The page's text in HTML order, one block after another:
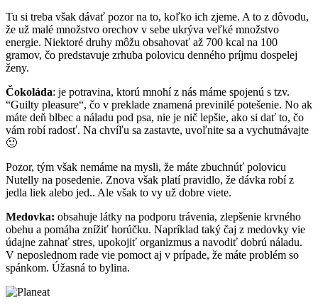
Tu si treba však dávať pozor na to, koľko ich zjeme. A to z dôvodu,
že už malé množstvo orechov v sebe ukrýva veľké množstvo
energie. Niektoré druhy môžu obsahovať až 700 kcal na 100
gramov, čo predstavuje zrhuba polovicu denného príjmu dospelej
ženy.
Čokoláda: je potravina, ktorú mnohí z nás máme spojenú s tzv.
“Guilty pleasure“, čo v preklade znamená previnilé potešenie. No ak
máte deň blbec a náladu pod psa, nie je nič lepšie, ako si dať to, čo
vám robí radosť. Na chvíľu sa zastavte, uvoľnite sa a vychutnávajte
🙂
Pozor, tým však nemáme na mysli, že máte zbuchnúť polovicu
Nutelly na posedenie. Znova však platí pravidlo, že dávka robí z
jedla liek alebo jed.. Ale však to vy už dobre viete.
Medovka: obsahuje látky na podporu trávenia, zlepšenie krvného
obehu a pomáha znížiť horúčku. Napríklad taký čaj z medovky vie
údajne zahnať stres, upokojiť organizmus a navodiť dobrú náladu.
V neposlednom rade vie pomoct aj v prípade, že máte problém so
spánkom. Úžasná to bylina.